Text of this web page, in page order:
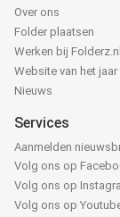
Over ons
Folder plaatsen
Werken bij Folderz.nl
Website van het jaar
Nieuws
Services
Aanmelden
Volg ons op
Volg ons op
Volg ons op